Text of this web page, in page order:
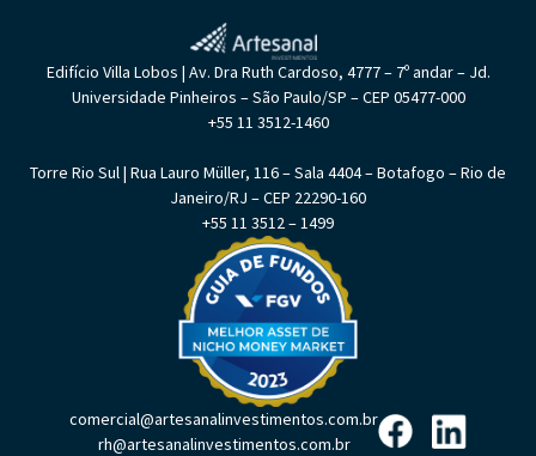
Edifício Villa Lobos | Av. Dra Ruth Cardoso, 4777 – 7º andar – Jd.
Universidade Pinheiros – São Paulo/SP – CEP 05477-000
+55 11 3512-1460
Torre Rio Sul | Rua Lauro Müller, 116 – Sala 4404 – Botafogo – Rio de
Janeiro/RJ – CEP 22290-160
+55 11 3512 – 1499
comercial@artesanalinvestimentos.com.br
rh@artesanalinvestimentos.com.br